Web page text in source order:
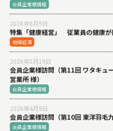
会員企業様情報
2026年6月9日
特集「健康経営」 従業員の健康が
地域経済
2026年5月19日
会員企業様訪問（第11回 ワタキュ
営業所 様）
会員企業様情報
2026年4月9日
会員企業様訪問（第10回 東洋羽毛
会員企業様情報